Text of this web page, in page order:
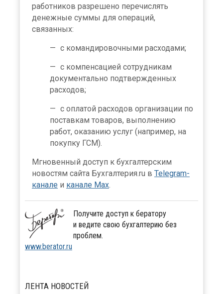
работников разрешено перечислять
денежные суммы для операций,
связанных:
с командировочными расходами;
с компенсацией сотрудникам
документально подтвержденных
расходов;
с оплатой расходов организации по
поставкам товаров, выполнению
работ, оказанию услуг (например, на
покупку ГСМ).
Мгновенный доступ к бухгалтерским
новостям сайта Бухгалтерия.ru в Telegram-
канале и канале Max.
Получите доступ к бератору
и ведите свою бухгалтерию без
проблем.
www.berator.ru
ЛЕНТА НОВОСТЕЙ